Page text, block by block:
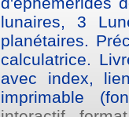
lunaires, 3
planétaires.
calculatrice.
avec index,
imprimable